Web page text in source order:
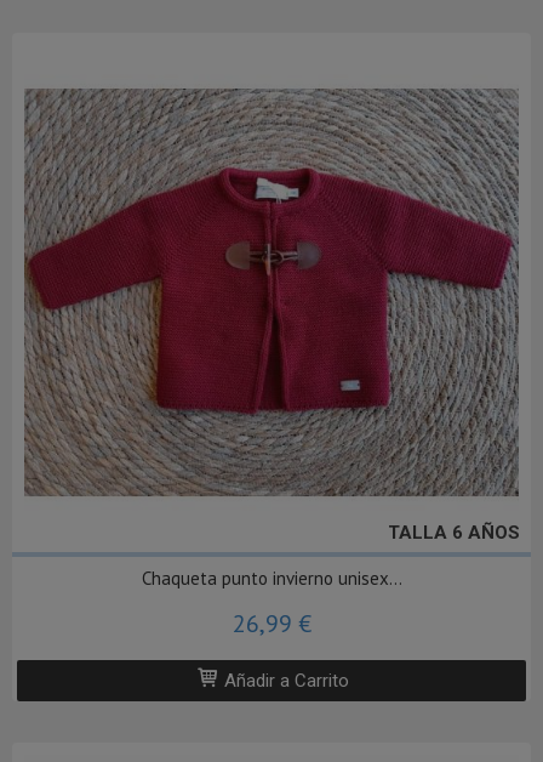
TALLA 6 AÑOS
Chaqueta punto invierno unisex...
26,99 €
Añadir a Carrito